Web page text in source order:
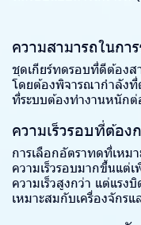
ความสามารถในกา
ชุดเกียร์ทดรอบที่ดีต้องส
โดยต้องพิจารณากำลังที่
ที่ระบบต้องทำงานหนักต่
ความเร็วรอบที่ต้อง
การเลือกอัตราทดที่เหม
ความเร็วรอบมากขึ้นแต่
ความเร็วสูงกว่า แต่แรง
เหมาะสมกับเครื่องจักร